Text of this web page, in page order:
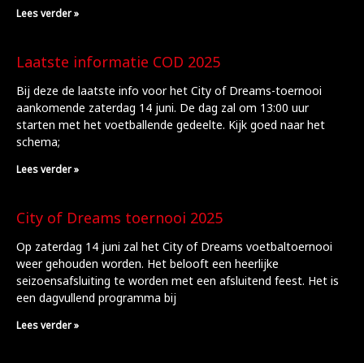
Lees verder »
Laatste informatie COD 2025
Bij deze de laatste info voor het City of Dreams-toernooi
aankomende zaterdag 14 juni. De dag zal om 13:00 uur
starten met het voetballende gedeelte. Kijk goed naar het
schema;
Lees verder »
City of Dreams toernooi 2025
Op zaterdag 14 juni zal het City of Dreams voetbaltoernooi
weer gehouden worden. Het belooft een heerlijke
seizoensafsluiting te worden met een afsluitend feest. Het is
een dagvullend programma bij
Lees verder »